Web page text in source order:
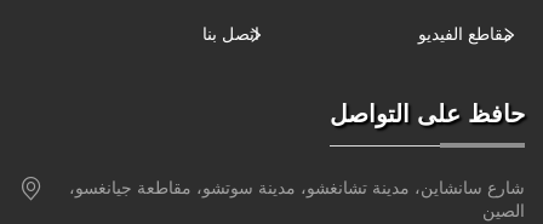
مقاطع الفيديو اتصل بنا
حافظ على التواصل
شارع سانشاين، مدينة تشانغشو، مدينة سوتشو، مقاطعة جيانغسو،
الصين